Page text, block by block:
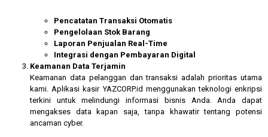
Pencatatan Transaksi Otomatis
Pengelolaan Stok Barang
Laporan Penjualan Real-Time
Integrasi dengan Pembayaran Digital
Keamanan Data Terjamin
Keamanan data pelanggan dan transaksi adalah prioritas utama
kami. Aplikasi kasir YAZCORP.id menggunakan teknologi enkripsi
terkini untuk melindungi informasi bisnis Anda. Anda dapat
mengakses data kapan saja, tanpa khawatir tentang potensi
ancaman cyber.